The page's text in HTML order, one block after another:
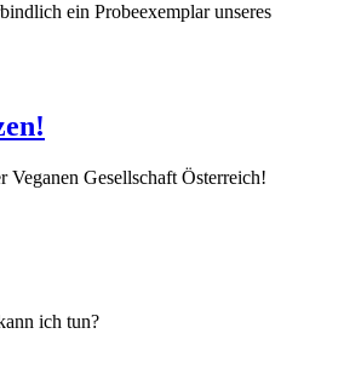
ein Probeexemplar unseres
Veganen Gesellschaft Österreich!
ich tun?